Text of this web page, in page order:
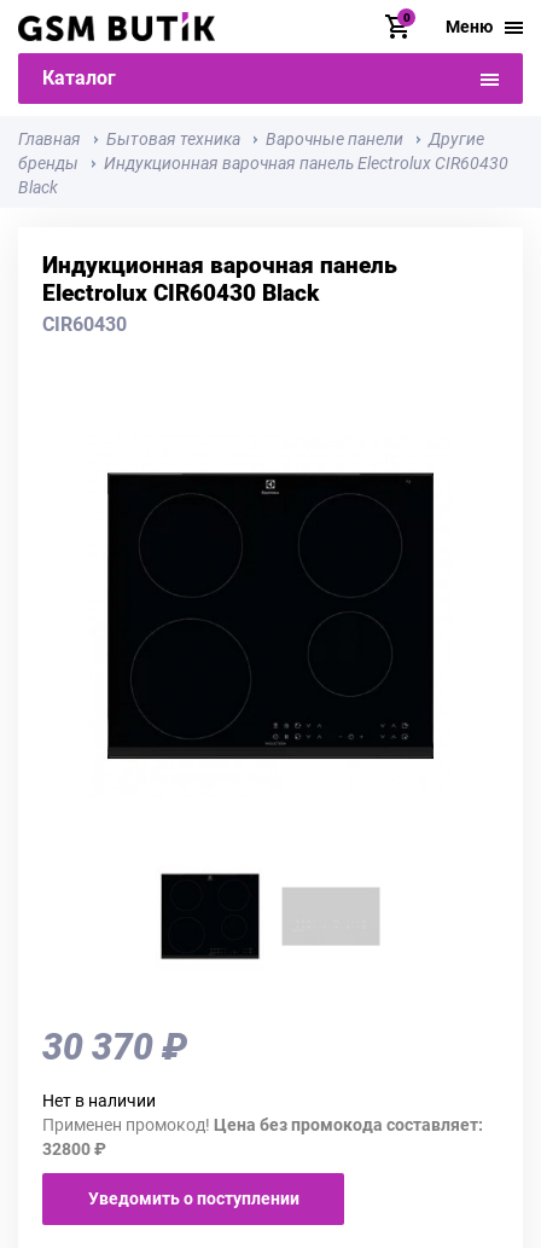
0 Меню
Каталог
Главная Бытовая техника Варочные панели
Другие
бренды
Индукционная варочная панель Electrolux CIR60430
Black
Индукционная варочная панель
Electrolux CIR60430 Black
CIR60430
30 370 ₽
Нет в наличии
Применен промокод! Цена без промокода составляет:
32800 ₽
Уведомить о поступлении